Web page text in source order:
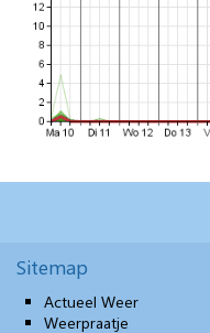
Sitemap
Actueel Weer
Weerpraatje